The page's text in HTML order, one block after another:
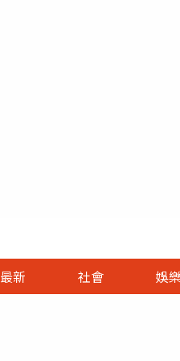
最新 社會 娛樂
娛樂首頁
即時
財經首頁
熱線
政